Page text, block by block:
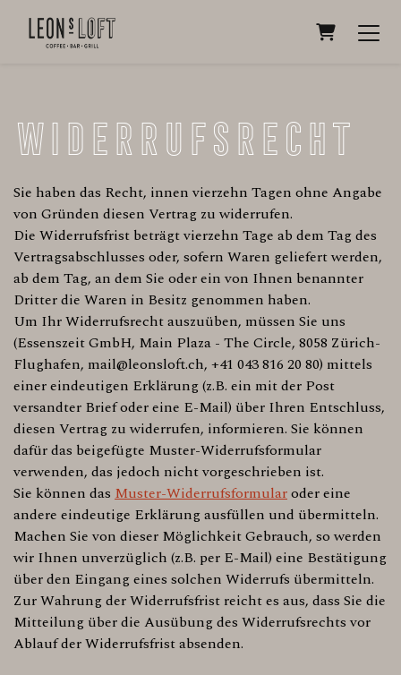
Widerrufsrecht
Sie haben das Recht, innen vierzehn Tagen ohne Angabe
von Gründen diesen Vertrag zu widerrufen.
Die Widerrufsfrist beträgt vierzehn Tage ab dem Tag des
Vertragsabschlusses oder, sofern Waren geliefert werden,
ab dem Tag, an dem Sie oder ein von Ihnen benannter
Dritter die Waren in Besitz genommen haben.
Um Ihr Widerrufsrecht auszuüben, müssen Sie uns
(Essenszeit GmbH, Main Plaza - The Circle, 8058 Zürich-
Flughafen, mail@leonsloft.ch, +41 043 816 20 80) mittels
einer eindeutigen Erklärung (z.B. ein mit der Post
versandter Brief oder eine E-Mail) über Ihren Entschluss,
diesen Vertrag zu widerrufen, informieren. Sie können
dafür das beigefügte Muster-Widerrufsformular
verwenden, das jedoch nicht vorgeschrieben ist.
Sie können das Muster-Widerrufsformularoder eine
andere eindeutige Erklärung ausfüllen und übermitteln.
Machen Sie von dieser Möglichkeit Gebrauch, so werden
wir Ihnen unverzüglich (z.B. per E-Mail) eine Bestätigung
über den Eingang eines solchen Widerrufs übermitteln.
Zur Wahrung der Widerrufsfrist reicht es aus, dass Sie die
Mitteilung über die Ausübung des Widerrufsrechts vor
Ablauf der Widerrufsfrist absenden.